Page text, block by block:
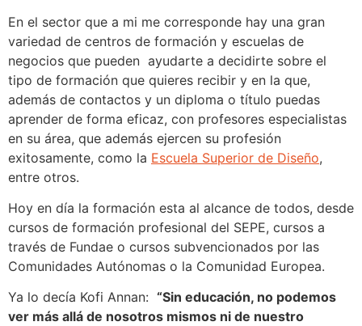
En el sector que a mi me corresponde hay una gran
variedad de centros de formación y escuelas de
negocios que pueden ayudarte a decidirte sobre el
tipo de formación que quieres recibir y en la que,
además de contactos y un diploma o título puedas
aprender de forma eficaz, con profesores especialistas
en su área, que además ejercen su profesión
exitosamente, como la Escuela Superior de Diseño,
entre otros.
Hoy en día la formación esta al alcance de todos, desde
cursos de formación profesional del SEPE, cursos a
través de Fundae o cursos subvencionados por las
Comunidades Autónomas o la Comunidad Europea.
Ya lo decía Kofi Annan: “Sin educación, no podemos
ver más allá de nosotros mismos ni de nuestro